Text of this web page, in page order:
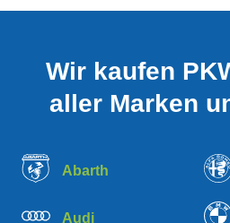
Wir kaufen
aller Marken
Abarth
Audi